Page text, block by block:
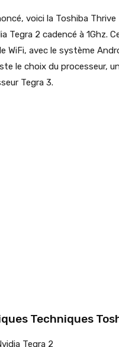
voici la Toshiba
Tegra 2 cadencé à
WiFi, avec le système
le choix du processeur,
Tegra 3.
Techniques
Tegra 2